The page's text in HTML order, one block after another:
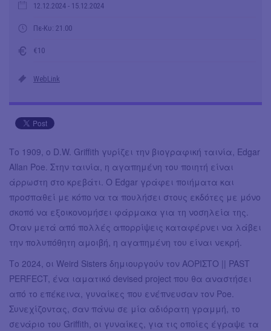
12.12.2024 - 15.12.2024
Πε-Κυ: 21.00
€10
WebLink
Το 1909, ο D.W. Griffith γυρίζει την βιογραφική ταινία, Edgar
Allan Poe. Στην ταινία, η αγαπημένη του ποιητή είναι
άρρωστη στο κρεβάτι. Ο Edgar γράφει ποιήματα και
προσπαθεί με κόπο να τα πουλήσει στους εκδότες με μόνο
σκοπό να εξοικονομήσει φάρμακα για τη νοσηλεία της.
Όταν μετά από πολλές απορρίψεις καταφέρνει να λάβει
την πολυπόθητη αμοιβή, η αγαπημένη του είναι νεκρή.
Το 2024, οι Weird Sisters δημιουργούν τον ΑΟΡΙΣΤΟ || PAST
PERFECT, ένα ιαματικό devised project που θα αναστήσει
από το επέκεινα, γυναίκες που ενέπνευσαν τον Poe.
Συνεχίζοντας, σαν πάνω σε μία αδιόρατη γραμμή, το
σενάριο του Griffith, οι γυναίκες, για τις οποίες έγραψε τα